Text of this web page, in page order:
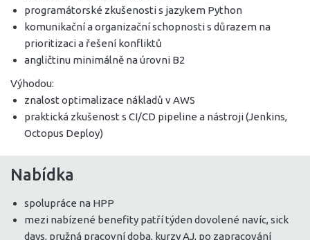
programátorské zkušenosti s jazykem Python
komunikační a organizační schopnosti s důrazem na
prioritizaci a řešení konfliktů
angličtinu minimálně na úrovni B2
Výhodou:
znalost optimalizace nákladů v AWS
praktická zkušenost s CI/CD pipeline a nástroji (Jenkins,
Octopus Deploy)
Nabídka
spolupráce na HPP
mezi nabízené benefity patří týden dovolené navíc, sick
days, pružná pracovní doba, kurzy AJ, po zapracování